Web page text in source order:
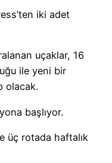
iki adet
uçaklar, 16
ile yeni bir
olacak.
başlıyor.
üç rotada haftalık